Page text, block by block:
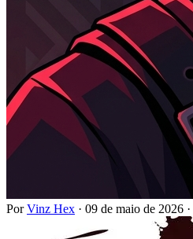
PorVinz Hex · 09 de maio de 2026 ·